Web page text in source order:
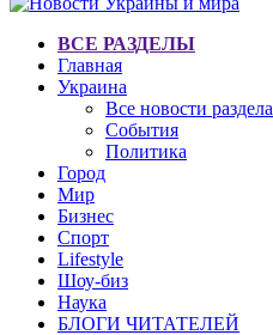
ВСЕ РАЗДЕЛЫ
Главная
Украина
Все новости раздела
События
Политика
Город
Мир
Бизнес
Спорт
Lifestyle
Шоу-биз
Наука
БЛОГИ ЧИТАТЕЛЕЙ